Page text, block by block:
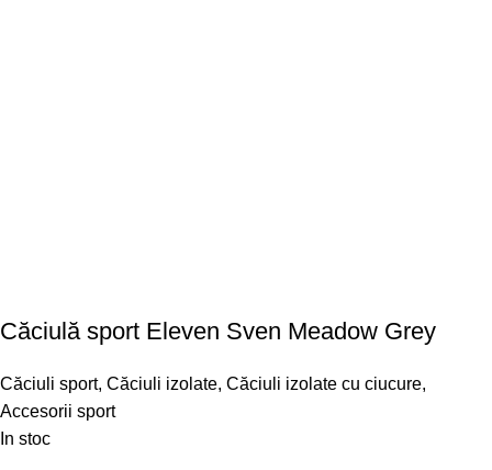
Căciulă sport Eleven Sven Meadow Grey
Căciuli sport, Căciuli izolate, Căciuli izolate cu ciucure,
Accesorii sport
In stoc